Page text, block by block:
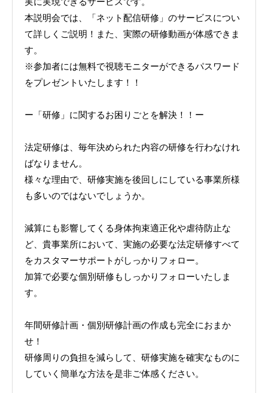
本説明会では、「ネット配信研修」のサービスについ
て詳しくご説明！また、実際の研修動画が体感できま
す。
※参加者には無料で視聴モニターができるパスワード
をプレゼントいたします！！
ー「研修」に関するお困りごとを解決！！ー
法定研修は、毎年決められた内容の研修を行わなけれ
ばなりません。
様々な理由で、研修実施を後回しにしている事業所様
も多いのではないでしょうか。
減算にも影響してくる身体拘束適正化や虐待防止な
ど、貴事業所において、実施の必要な法定研修すべて
をカスタマーサポートがしっかりフォロー。
加算で必要な個別研修もしっかりフォローいたしま
す。
年間研修計画・個別研修計画の作成も完全におまか
せ！
研修周りの負担を減らして、研修実施を確実なものに
していく簡単な方法を是非ご体感ください。